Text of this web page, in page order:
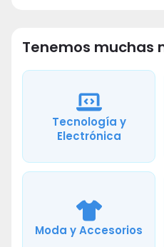
Tenemos muchas
Tecnología y
Electrónica
Moda y Accesorios